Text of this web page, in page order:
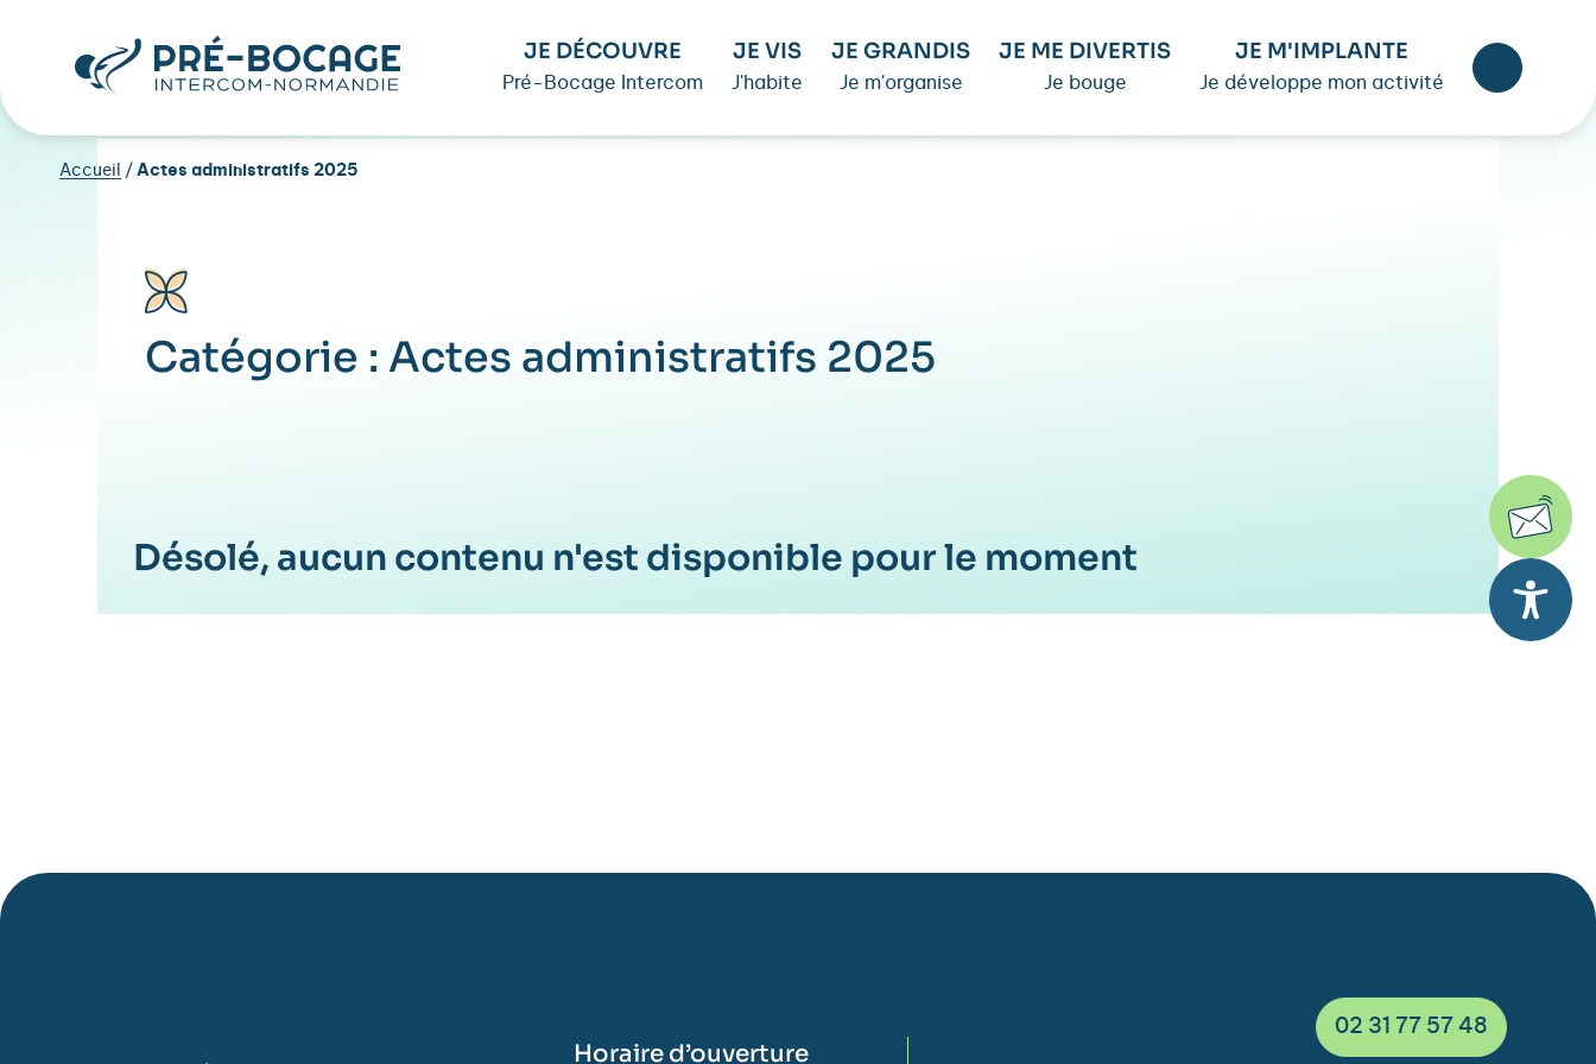
JE DÉCOUVRE
Pré-Bocage Intercom
JE VIS
J'habite
JE GRANDIS
Je m'organise
JE ME DIVERTIS
Je bouge
JE M'IMPLANTE
Je développe mon activité
Accueil / Actes administratifs 2025
Catégorie : Actes administratifs 2025
Désolé, aucun contenu n'est disponible pour le moment
Horaire d’ouverture
02 31 77 57 48